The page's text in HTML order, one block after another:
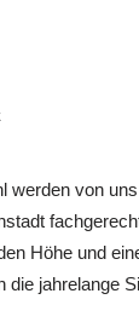
werden von
Höhe und
die jahrelange